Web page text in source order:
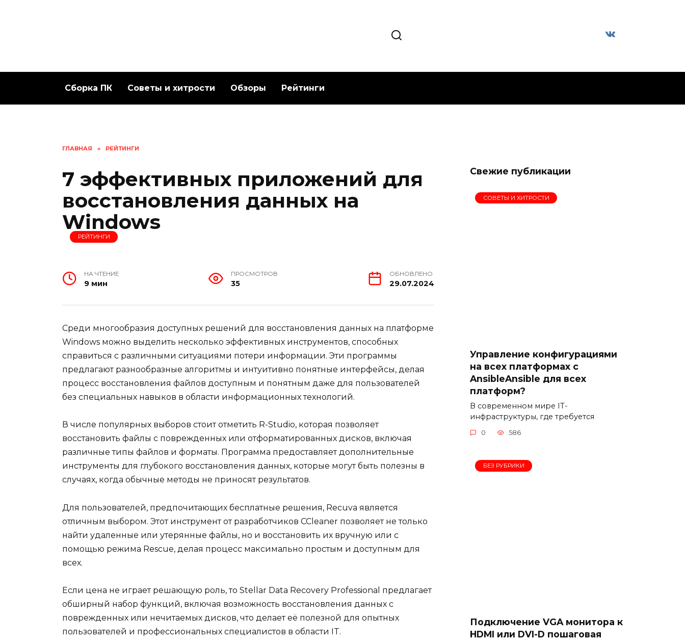
Сборка ПК Советы и хитрости Обзоры Рейтинги
ГЛАВНАЯ » РЕЙТИНГИ
7 эффективных приложений для
восстановления данных на
Windows
РЕЙТИНГИ
НА ЧТЕНИЕ
9 мин
ПРОСМОТРОВ
35
ОБНОВЛЕНО
29.07.2024
Среди многообразия доступных решений для восстановления данных на платформе
Windows можно выделить несколько эффективных инструментов, способных
справиться с различными ситуациями потери информации. Эти программы
предлагают разнообразные алгоритмы и интуитивно понятные интерфейсы, делая
процесс восстановления файлов доступным и понятным даже для пользователей
без специальных навыков в области информационных технологий.
В числе популярных выборов стоит отметить R-Studio, которая позволяет
восстановить файлы с поврежденных или отформатированных дисков, включая
различные типы файлов и форматы. Программа предоставляет дополнительные
инструменты для глубокого восстановления данных, которые могут быть полезны в
случаях, когда обычные методы не приносят результатов.
Для пользователей, предпочитающих бесплатные решения, Recuva является
отличным выбором. Этот инструмент от разработчиков CCleaner позволяет не только
найти удаленные или утерянные файлы, но и восстановить их вручную или с
помощью режима Rescue, делая процесс максимально простым и доступным для
всех.
Если цена не играет решающую роль, то Stellar Data Recovery Professional предлагает
обширный набор функций, включая возможность восстановления данных с
поврежденных или нечитаемых дисков, что делает её полезной для опытных
пользователей и профессиональных специалистов в области IT.
Свежие публикации
СОВЕТЫ И ХИТРОСТИ
Управление конфигурациями
на всех платформах с
AnsibleAnsible для всех
платформ?
В современном мире IT-
инфраструктуры, где требуется
0 586
БЕЗ РУБРИКИ
Подключение VGA монитора к
HDMI или DVI-D пошаговая